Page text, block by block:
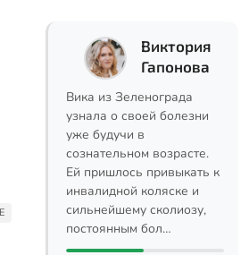
E
Виктория
Гапонова
Вика из Зеленограда
узнала о своей болезни
уже будучи в
сознательном возрасте.
Ей пришлось привыкать к
инвалидной коляске и
сильнейшему сколиозу,
постоянным бол…